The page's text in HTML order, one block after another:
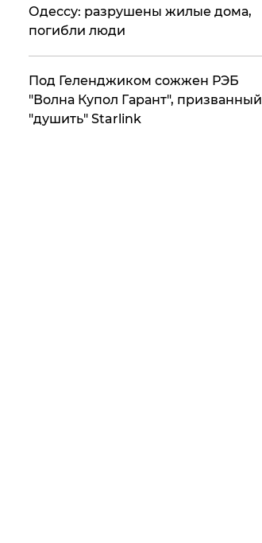
Одессу: разрушены жилые дома,
погибли люди
Под Геленджиком сожжен РЭБ
"Волна Купол Гарант", призванный
"душить" Starlink